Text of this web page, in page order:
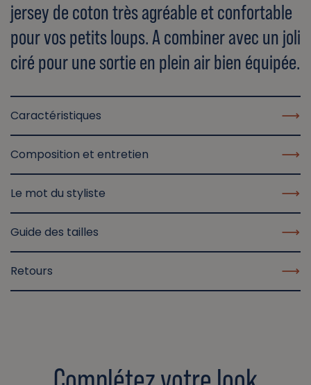
jersey de coton très agréable et confortable
pour vos petits loups. A combiner avec un joli
ciré pour une sortie en plein air bien équipée.
Caractéristiques
Composition et entretien
Le mot du styliste
Guide des tailles
Retours